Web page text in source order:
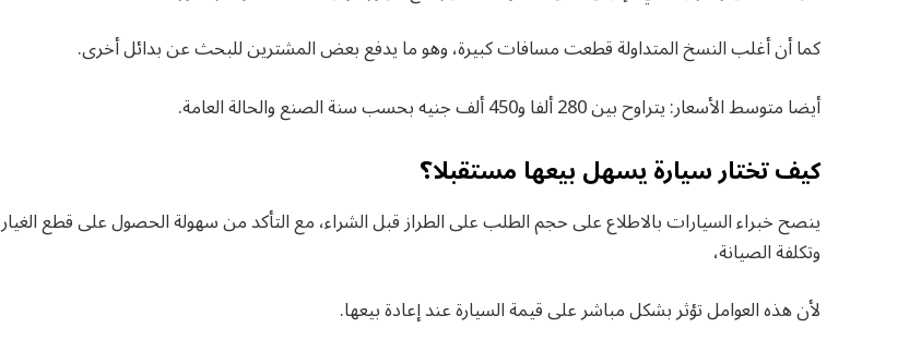
كما أن أغلب النسخ المتداولة قطعت مسافات كبيرة، وهو ما يدفع بعض المشترين للبحث عن بدائل أخرى.
أيضا متوسط الأسعار: يتراوح بين 280 ألفا و450 ألف جنيه بحسب سنة الصنع والحالة العامة.
كيف تختار سيارة يسهل بيعها مستقبلا؟
ينصح خبراء السيارات بالاطلاع على حجم الطلب على الطراز قبل الشراء، مع التأكد من سهولة الحصول على قطع الغيار
وتكلفة الصيانة،
لأن هذه العوامل تؤثر بشكل مباشر على قيمة السيارة عند إعادة بيعها.